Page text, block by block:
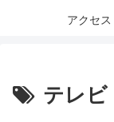
アクセス
テレビ